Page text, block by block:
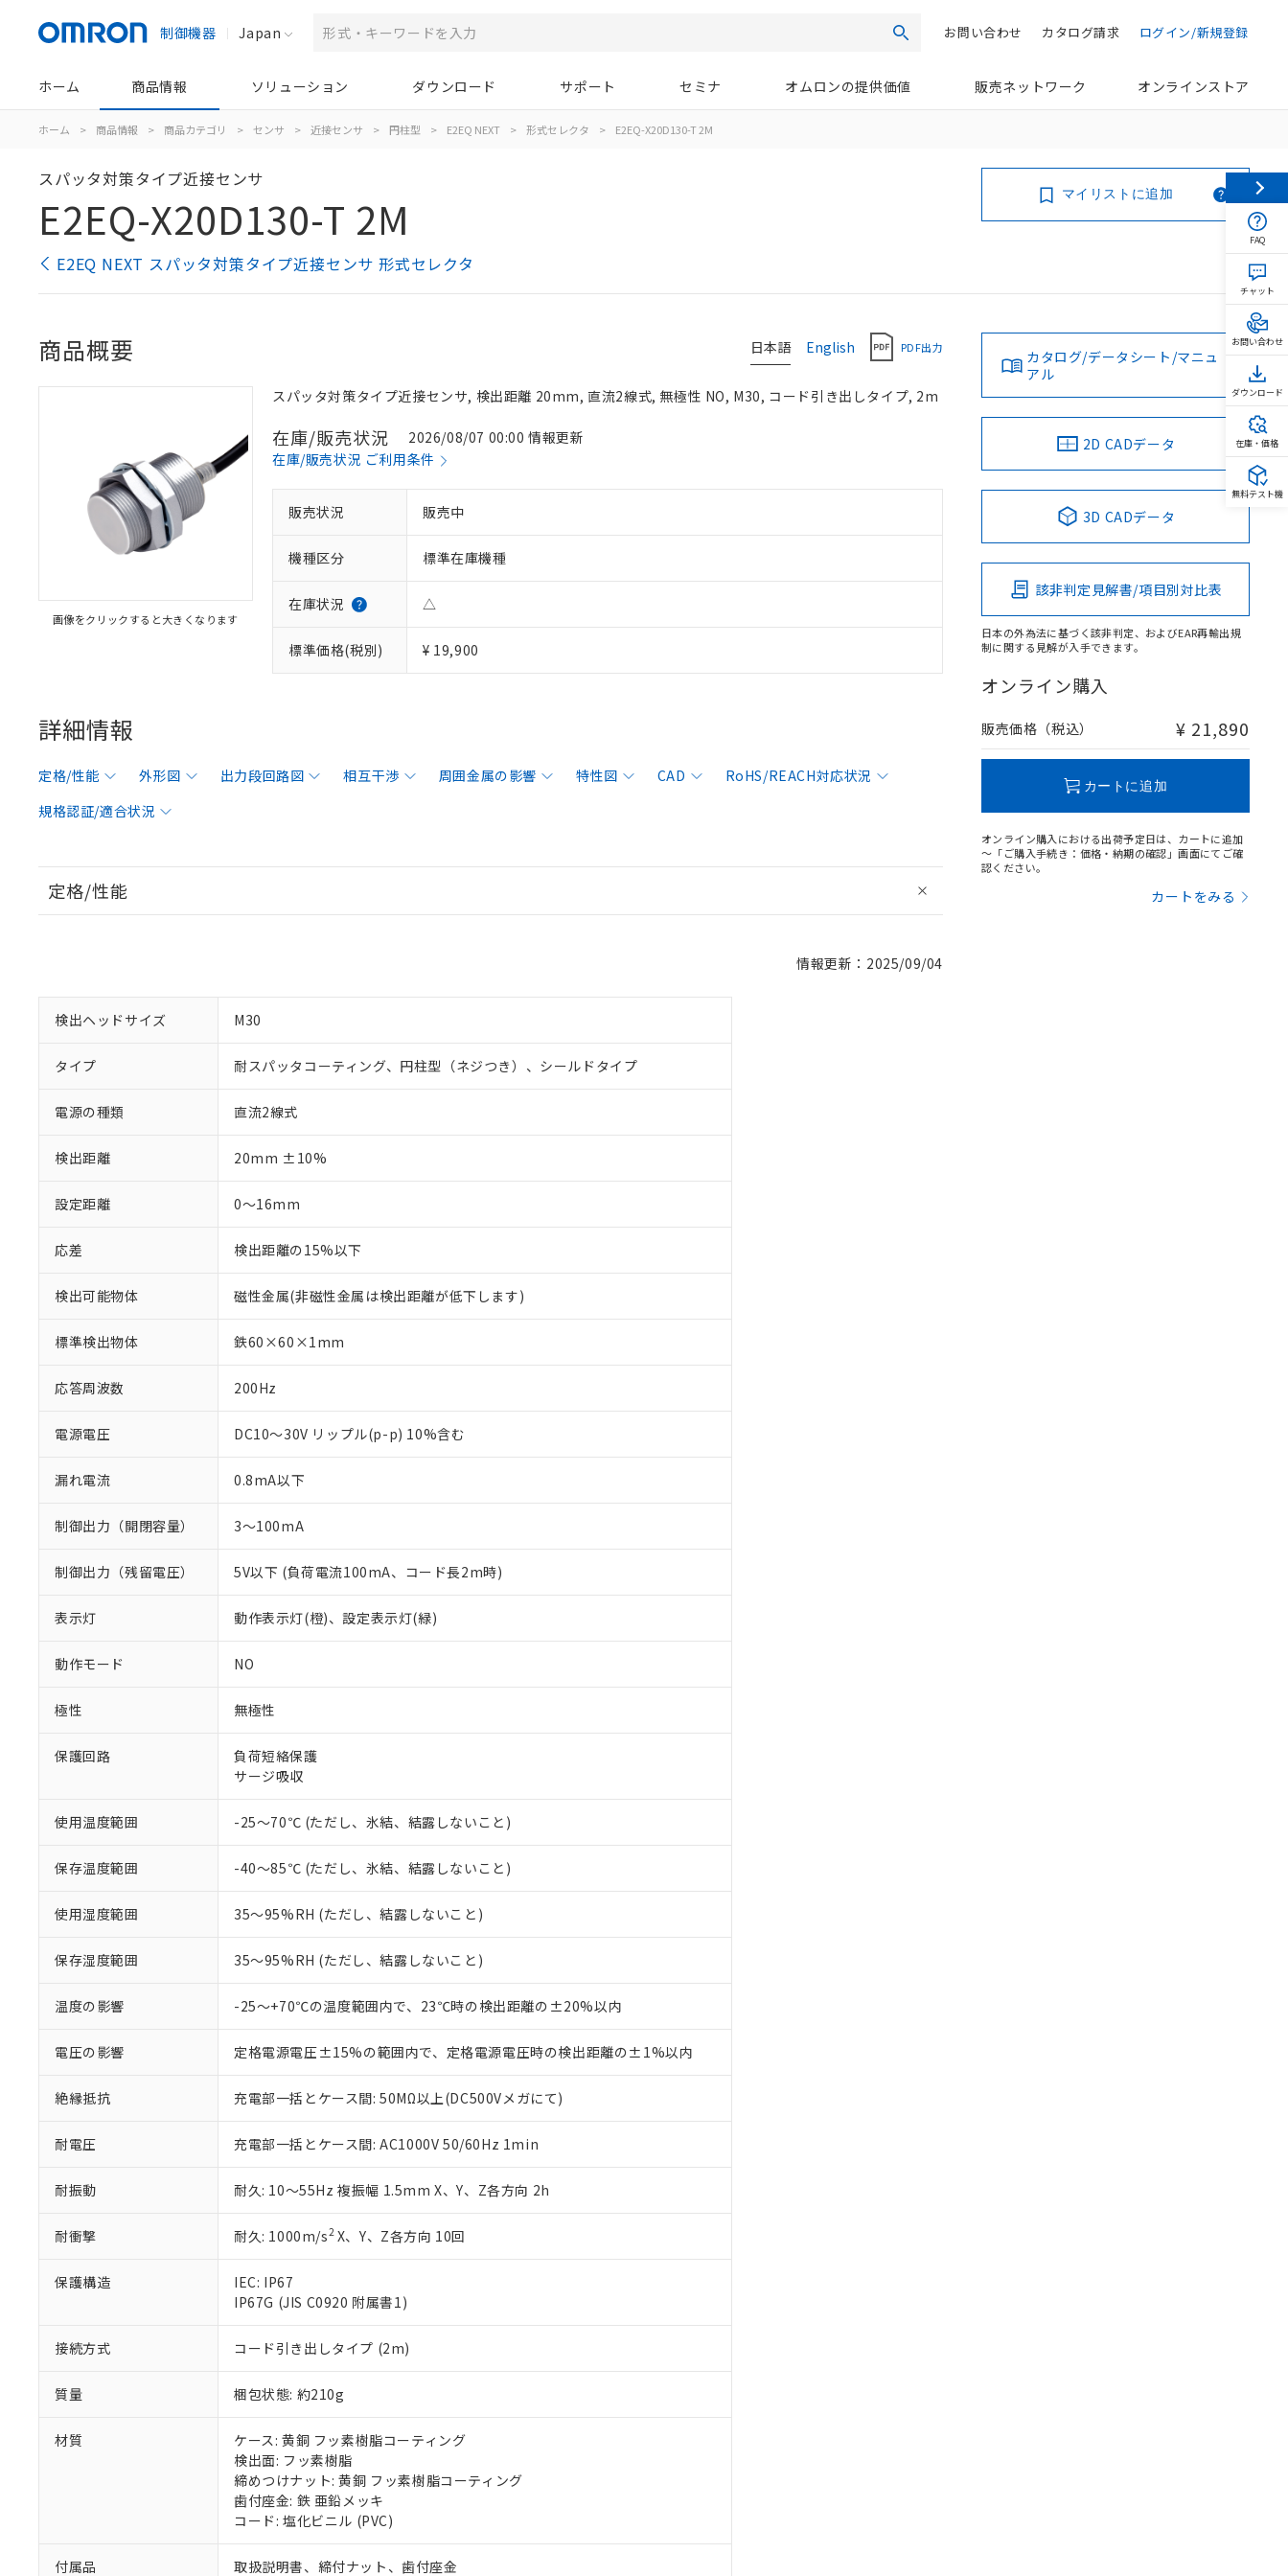
制御機器 Japan 検索 ログイン/新規登録
カタログ請求
お問い合わせ
ホーム 商品情報 ソリューション ダウンロード サポート セミナ オムロンの提供価値 販売ネットワーク オンラインストア
ホーム > 商品情報 > 商品カテゴリ > センサ > 近接センサ > 円柱型 > E2EQ NEXT > 形式セレクタ > E2EQ-X20D130-T 2M
スパッタ対策タイプ近接センサ
E2EQ-X20D130-T 2M
E2EQ NEXT スパッタ対策タイプ近接センサ 形式セレクタ
マイリストに追加
日本語 English PDF出力
商品概要
画像をクリックすると大きくなります
スパッタ対策タイプ近接センサ, 検出距離 20mm, 直流2線式, 無極性 NO, M30, コード引き出しタイプ, 2m
在庫/販売状況
2026/08/07 00:00 情報更新
在庫/販売状況 ご利用条件
販売状況 販売中
機種区分 標準在庫機種
在庫状況 △
標準価格(税別) ¥ 19,900
詳細情報
定格/性能 外形図 出力段回路図 相互干渉 周囲金属の影響 特性図 CAD
RoHS/REACH対応状況
規格認証/適合状況
定格/性能
情報更新：2025/09/04
検出ヘッドサイズ M30
タイプ 耐スパッタコーティング、円柱型（ネジつき）、シールドタイプ
電源の種類 直流2線式
検出距離 20mm ±10%
設定距離 0～16mm
応差 検出距離の15%以下
検出可能物体 磁性金属(非磁性金属は検出距離が低下します)
標準検出物体 鉄60×60×1mm
応答周波数 200Hz
電源電圧 DC10～30V リップル(p-p) 10%含む
漏れ電流 0.8mA以下
制御出力（開閉容量） 3～100mA
制御出力（残留電圧） 5V以下 (負荷電流100mA、コード長2m時)
表示灯 動作表示灯(橙)、設定表示灯(緑)
動作モード NO
極性 無極性
保護回路
負荷短絡保護
サージ吸収
使用温度範囲 -25～70℃ (ただし、氷結、結露しないこと)
保存温度範囲 -40～85℃ (ただし、氷結、結露しないこと)
使用湿度範囲 35～95%RH (ただし、結露しないこと)
保存湿度範囲 35～95%RH (ただし、結露しないこと)
温度の影響 -25～+70℃の温度範囲内で、23℃時の検出距離の±20%以内
電圧の影響 定格電源電圧±15%の範囲内で、定格電源電圧時の検出距離の±1%以内
絶縁抵抗 充電部一括とケース間: 50MΩ以上(DC500Vメガにて)
耐電圧 充電部一括とケース間: AC1000V 50/60Hz 1min
耐振動 耐久: 10～55Hz 複振幅 1.5mm X、Y、Z各方向 2h
耐衝撃 耐久: 1000m/s2X、Y、Z各方向 10回
保護構造
IEC: IP67
IP67G (JIS C0920 附属書1)
接続方式 コード引き出しタイプ (2m)
質量 梱包状態: 約210g
材質
ケース: 黄銅 フッ素樹脂コーティング
検出面: フッ素樹脂
締めつけナット: 黄銅 フッ素樹脂コーティング
歯付座金: 鉄 亜鉛メッキ
コード: 塩化ビニル (PVC)
付属品 取扱説明書、締付ナット、歯付座金
カタログ/データシート/マニュ
アル
2D CADデータ
3D CADデータ
該非判定見解書/項目別対比表
日本の外為法に基づく該非判定、およびEAR再輸出規
制に関する見解が入手できます。
オンライン購入
販売価格（税込） ¥ 21,890
カートに追加
オンライン購入における出荷予定日は、カートに追加
～「ご購入手続き：価格・納期の確認」画面にてご確
認ください。
カートをみる
ご利用条件
以下の条件をお読みいただき、同意のうえご利用ください。
当社制御機器事業取扱商品の中には、本サービスの対象外となる商品もあることをご了承ください。
在庫状況および標準価格照会結果は、記載している更新日時点での社内データに基づき作成されるも
のであり、閲覧された時点での実際の在庫および標準価格とは異なる場合があることをご了承くださ
い。
正式な納期状況および標準価格はお客様のお取引先、またはお客様担当のオムロン制御機器販売店・
オムロン制御機器販売店や当社販売拠点は「
在庫状況および標準価格結果を当社の事前の承諾なく第三者に漏洩または開示しないようお願いしま
す。
マイパーツ機能（部品リスト作成サービス）をご利用いただくには、I-Webメンバーズにご登録され
ている必要があります。
お客様が当ウェブサイト上で当社にご登録された部品リストについて、当社および当社の共同利用者
が、当社の製品・サービスに関するお客様との取引・商談に必要な範囲で利用することをご了承くだ
さい。
※当社の共同利用者とは、
"個人情報の共同利用に関して"
対応済み：EU RoHS指令（10物質）の非含有に対応した製品が提供可能な商品です。
調査・確認中：EU RoHS指令（10物質）の非含有の対応状況を調査中または確認中の商品です。
仕入先様の事情により、非含有部品としていたものが、含有品と判明した場合などやむを得ず変更すること
があります。
鉛(Pb) 1000ppm以下、 水銀(Hg) 1000ppm以下、 カドミウム(Cd) 100ppm以下、
六価クロム(Cr(Ⅵ)) 1000ppm以下、ポリ臭化ビフェニル類(PBB) 1000ppm以下、ポリ臭化ジフェニルエーテル類(PBDE) 1000ppm以下、
フタル酸ビス(2-エチルヘキシル) (DEHP)(別名：DOP) 1000ppm以下、フタル酸ブチルベンジル（BBP） 1000ppm以下、フタル酸ジブチ
ル（DBP） 1000ppm以下、フタル酸ジイソブチル (DIBP) 1000ppm以下
但し、RoHS指令で産業用監視および制御機器に対する適用除外項目は除く。
フタル酸エステル類の４物質については閾値を超える意図的な使用がないことを確認しています。
※2 対応予定月
部品在庫の切り替え状況などにより、予定月が前後することがあります。
※3 非含有証明書ダウンロード
下記の非含有証明書をダウンロードすることができます。
51物質の非含有証明書（当社基準）
※本証明書は発行日時点で非含有を証明するもので、過去に遡って非含有を証明するものではありません。
また、RoHS指令のフタル酸エステル類４物質の対応では、対応完了までの期間は出荷製品に未対応品が
混在することから備考欄に対応日を記載しておりました。
既に当社にて対応品への在庫切替を完了していることから、特段のことがない限り、2022年1月12日よ
り割愛しております。
「○」：最大均質材料含有率が中国RoHSの基準値以下であることを示します。
「－」：未確認です。当社販売部門へお問い合わせください。
*中国RoHS10物質の基準値 (GB/T26572)：
Cr(Ⅵ)(六価クロム) : 1000ppm、 PBBs(ポリ臭化ビフェニル類) : 1000ppm、 PBDEs(ポリ臭化ジフェニルエーテル類) : 1000ppm、
※2 環境保護使用期限
「ｅ」：有害物質（10物質）のすべてが基準値以下であることを示します。
「10」：通常の使用状況下において有害物質が外部に漏えいし、環境に深刻な影響を及ぼさない年数を意
味します。
「－」：未確認です。当社販売部門へお問い合わせください。
などの必要な手続きをとります。
当社は規制貨物を破棄する場合は、完全に破砕するなど、違法に輸出されないよう必要な手段を講じ
ます。
当社は貴社製品を、核兵器、ミサイル、化学兵器、生物兵器またはその他武器並びにこれらの製造装
置等に一切使用いたしません。
また当社は、販売先および販売に係わる関係者が違法に輸出するおそれがある場合は、取り引きをい
たしません。
合意する
記
説明
機器販売店・当社販売員にご確認ください)
空
白
受注生産機種、また在庫状況の情報を公開していない機種
FAQ
チャット
お問い合わせ
ダウンロード
在庫・価格
無料テスト機